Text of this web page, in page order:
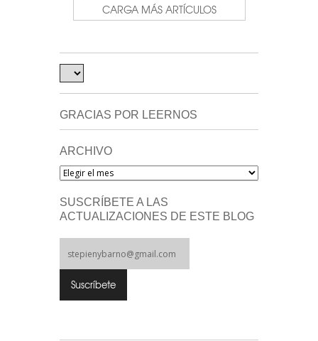
CARGA MÁS ARTÍCULOS
GRACIAS POR LEERNOS
ARCHIVO
Archivo
SUSCRÍBETE A LAS
ACTUALIZACIONES DE ESTE BLOG